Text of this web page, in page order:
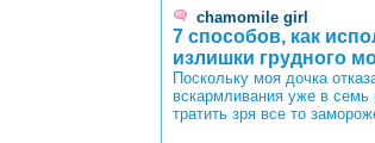
chamomile girl
7 способов, как
излишки грудного
Поскольку моя дочка
вскармливания уже в семь
тратить зря все то